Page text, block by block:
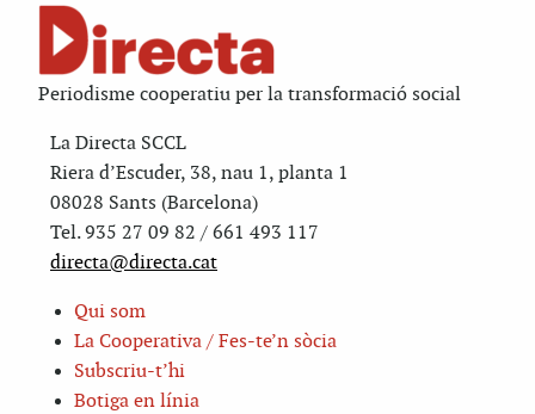
Periodisme cooperatiu per la transformació social
La Directa SCCL
Riera d’Escuder, 38, nau 1, planta 1
08028 Sants (Barcelona)
Tel. 935 27 09 82 / 661 493 117
directa@directa.cat
Qui som
La Cooperativa / Fes-te’n sòcia
Subscriu-t’hi
Botiga en línia